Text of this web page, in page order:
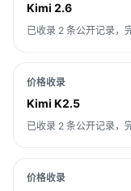
Kimi 2.6
已收录 2 条公开记录，
价格收录
Kimi K2.5
已收录 2 条公开记录，
价格收录